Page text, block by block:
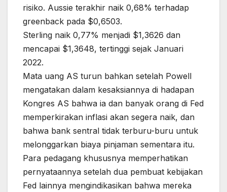
risiko. Aussie terakhir naik 0,68% terhadap
greenback pada $0,6503.
Sterling naik 0,77% menjadi $1,3626 dan
mencapai $1,3648, tertinggi sejak Januari
2022.
Mata uang AS turun bahkan setelah Powell
mengatakan dalam kesaksiannya di hadapan
Kongres AS bahwa ia dan banyak orang di Fed
memperkirakan inflasi akan segera naik, dan
bahwa bank sentral tidak terburu-buru untuk
melonggarkan biaya pinjaman sementara itu.
Para pedagang khususnya memperhatikan
pernyataannya setelah dua pembuat kebijakan
Fed lainnya mengindikasikan bahwa mereka